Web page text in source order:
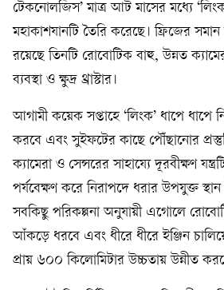
টেকনোলজিস’ মাত্র আট মাসের মধ্যে
মহাকাশযানটি তৈরি করেছে। ফ্রিজের
রয়েছে তিনটি রোবোটিক বাহু, উন্নত
ব্যবস্থা ও ক্ষুদ্র থ্রাস্টার।
আগামী কয়েক সপ্তাহে ‘লিংক’ ধাপে ধাপে
করবে এবং সুইফটের কাছে পৌঁছানোর
ক্যামেরা ও সেন্সরের সাহায্যে দূরবীক্ষণ
পর্যবেক্ষণ করে নিরাপদে ধরার উপযুক্ত স্থান
সবকিছু পরিকল্পনা অনুযায়ী এগোলে
আঁকড়ে ধরবে এবং ধীরে ধীরে ইঞ্জিন
প্রায় ৬০০ কিলোমিটার উচ্চতায় উন্নীত